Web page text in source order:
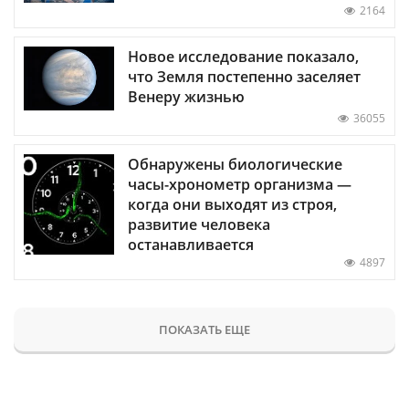
2164
Новое исследование показало,
что Земля постепенно заселяет
Венеру жизнью
36055
Обнаружены биологические
часы-хронометр организма —
когда они выходят из строя,
развитие человека
останавливается
4897
ПОКАЗАТЬ ЕЩЕ